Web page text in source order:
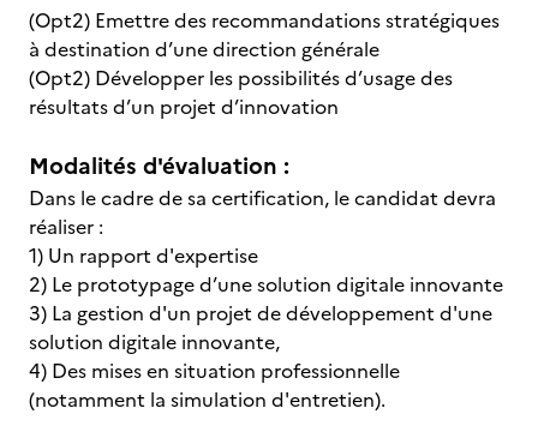
(Opt2) Emettre des recommandations stratégiques
à destination d’une direction générale
(Opt2) Développer les possibilités d’usage des
résultats d’un projet d’innovation
Modalités d'évaluation :
Dans le cadre de sa certification, le candidat devra
réaliser :
1) Un rapport d'expertise
2) Le prototypage d’une solution digitale innovante
3) La gestion d'un projet de développement d'une
solution digitale innovante,
4) Des mises en situation professionnelle
(notamment la simulation d'entretien).